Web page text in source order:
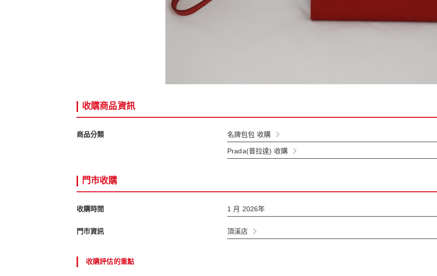
收購商品資訊
商品分類 名牌包包 收購
Prada(普拉達) 收購
門市收購
收購時間 1 月 2026年
門市資訊 頂溪店
收購評估的重點